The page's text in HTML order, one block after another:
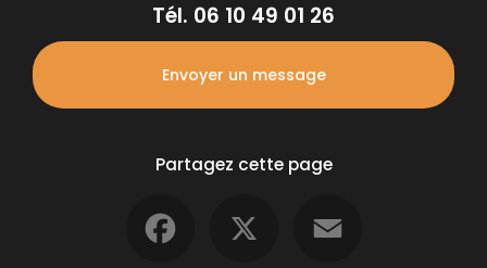
Tél. 06 10 49 01 26
Envoyer un message
Partagez cette page